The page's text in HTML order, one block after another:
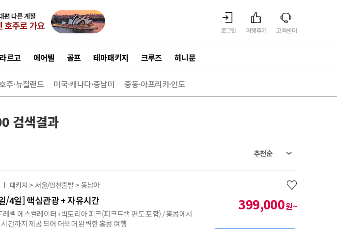
로그인 여행후기 고객센터
라르고 에어텔 골프 테마패키지 크루즈 허니문
주·뉴질랜드 미국·캐나다·중남미 중동·아프리카·인도
검색결과
패키지 > 서울/인천출발 > 동남아
/4일] 핵심관광 + 자유시간
벨 에스컬레이터+빅토리아 피크(피크트램 편도 포함) / 홍콩에서
간까지 제공 되어 더욱더 완벽한 홍콩 여행
399,000원~